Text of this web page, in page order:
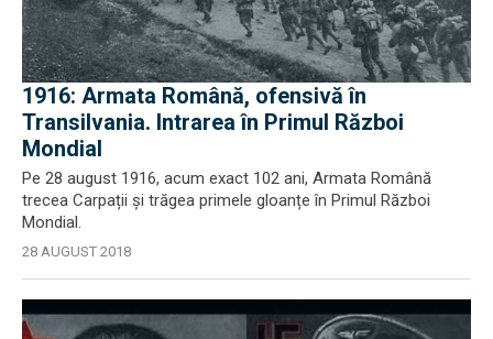
1916: Armata Română, ofensivă în
Transilvania. Intrarea în Primul Război
Mondial
Pe 28 august 1916, acum exact 102 ani, Armata Română
trecea Carpații și trăgea primele gloanțe în Primul Război
Mondial.
28 AUGUST 2018
EXCLUSIV